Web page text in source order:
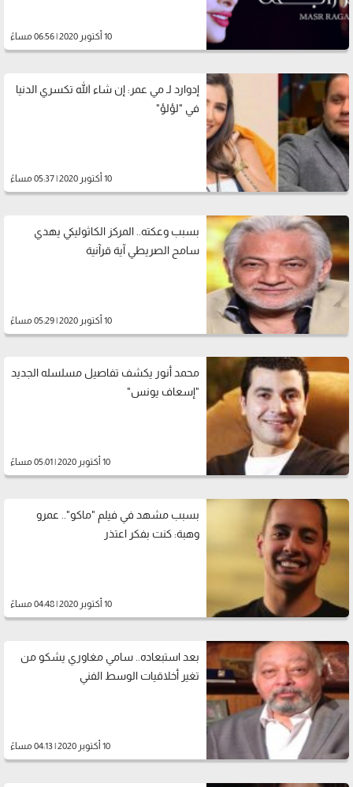
10 أكتوبر 2020 | 06:56 مساءً
إدوارد لـ مي عمر: إن شاء الله تكسري الدنيا
في "لؤلؤ"
10 أكتوبر 2020 | 05:37 مساءً
بسبب وعكته.. المركز الكاثوليكي يهدي
سامح الصريطي آية قرآنية
10 أكتوبر 2020 | 05:29 مساءً
محمد أنور يكشف تفاصيل مسلسله الجديد
"إسعاف يونس"
10 أكتوبر 2020 | 05:01 مساءً
بسبب مشهد في فيلم "ماكو".. عمرو
وهبة: كنت بفكر اعتذر
10 أكتوبر 2020 | 04:48 مساءً
بعد استبعاده.. سامي مغاوري يشكو من
تغير أخلاقيات الوسط الفني
10 أكتوبر 2020 | 04:13 مساءً